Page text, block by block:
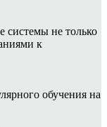
не только
к
обучения на